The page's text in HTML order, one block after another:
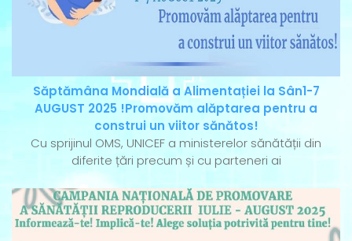
Săptămâna Mondială a Alimentației la Sân1-7
AUGUST 2025 !Promovăm alăptarea pentru a
construi un viitor sănătos!
Cu sprijinul OMS, UNICEF a ministerelor sănătății din
diferite țări precum și cu parteneri ai